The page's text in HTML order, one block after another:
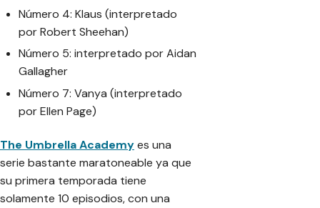
Número 4: Klaus (interpretado
por Robert Sheehan)
Número 5: interpretado por Aidan
Gallagher
Número 7: Vanya (interpretado
por Ellen Page)
The Umbrella Academyes una
serie bastante maratoneable ya que
su primera temporada tiene
solamente 10 episodios, con una